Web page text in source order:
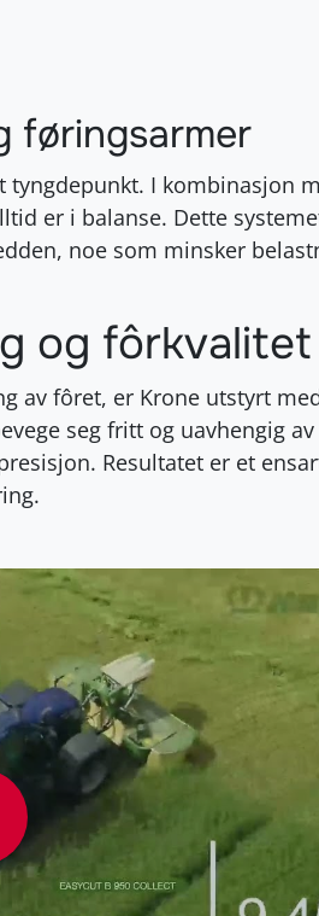
føringsarmer
tyngdepunkt. I kombinasjon
er i balanse. Dette
noe som minsker
og fôrkvalitet
av fôret, er Krone utstyrt
seg fritt og uavhengig
Resultatet er et